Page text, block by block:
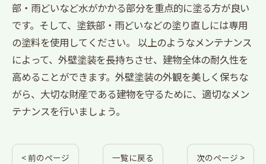
部・雨どいなど水がかかる部分を重点的に塗る方が良い
です。そして、塗鉄部・雨どいなどの塗り直しには専用
の塗料を使用してください。 以上のようなメンテナンス
によって、外壁塗装を長持ちさせ、建物全体の耐久性を
高めることができます。外壁塗装の外観を美しく保ちな
がら、大切な財産である建物を守るために、適切なメン
テナンスを行いましょう。
< 前のページ 一覧に戻る 次のページ >